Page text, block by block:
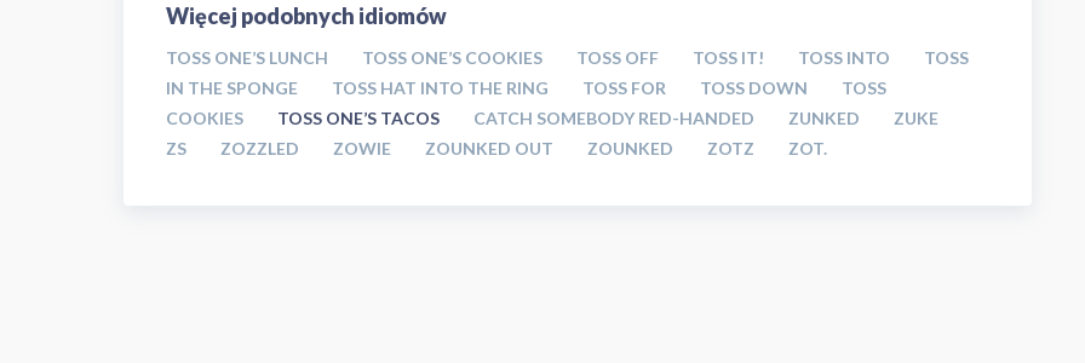
Więcej podobnych idiomów
TOSS ONE’S LUNCH TOSS ONE’S COOKIES TOSS OFF TOSS IT! TOSS INTO
TOSS
IN THE SPONGE
TOSS HAT INTO THE RING TOSS FOR TOSS DOWN
TOSS
COOKIES
TOSS ONE’S TACOS CATCH SOMEBODY RED-HANDED ZUNKED
ZUKE
ZS
ZOZZLED ZOWIE ZOUNKED OUT ZOUNKED ZOTZ ZOT.